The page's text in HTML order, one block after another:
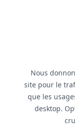
Nous
site pour le
que les
desktop.